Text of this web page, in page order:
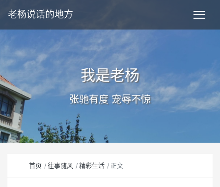
老杨说话的地方
我是老杨
张驰有度 宠辱不惊
首页 往事随风 精彩生活 正文